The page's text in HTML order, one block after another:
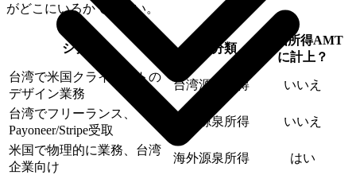
がどこにいるかではない。
シナリオ 所得分類
外国所得AMT
に計上？
台湾で米国クライアントの
デザイン業務
台湾源泉所得 いいえ
台湾でフリーランス、
Payoneer/Stripe受取
台湾源泉所得 いいえ
米国で物理的に業務、台湾
企業向け
海外源泉所得 はい